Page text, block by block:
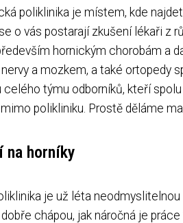
poliklinika je místem, kde
o vás postarají zkušení lékaři z
hornickým chorobám a
a mozkem, a také ortopedy
celého týmu odborníků, kteří
polikliniku. Prostě děláme
na horníky
je už léta
chápou, jak náročná je